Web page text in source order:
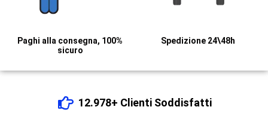
Paghi alla consegna, 100%
sicuro
Spedizione 24\48h
12.978+ Clienti Soddisfatti